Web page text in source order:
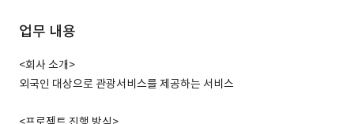
업무 내용
<회사 소개>
외국인 대상으로 관광서비스를 제공하는 서비스